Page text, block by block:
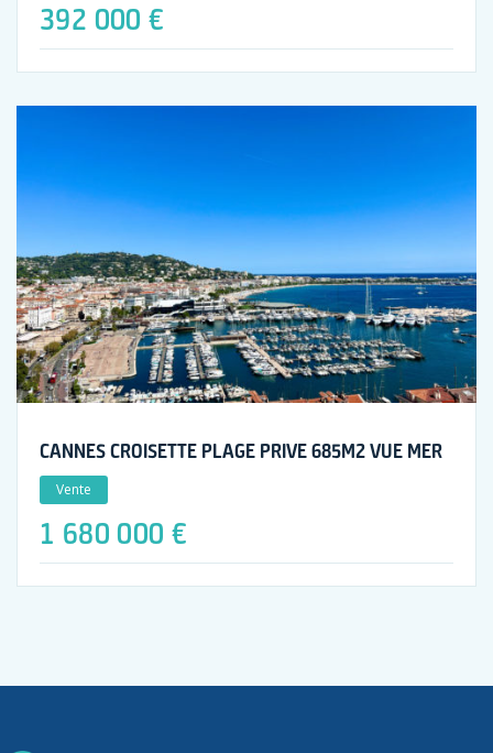
392 000 €
CANNES CROISETTE PLAGE PRIVE 685M2 VUE MER
Vente
1 680 000 €